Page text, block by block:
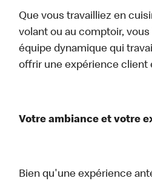
Que vous travailliez en
volant ou au comptoir,
équipe dynamique qui
offrir une expérience client
Votre ambiance et votre
Bien qu'une expérience